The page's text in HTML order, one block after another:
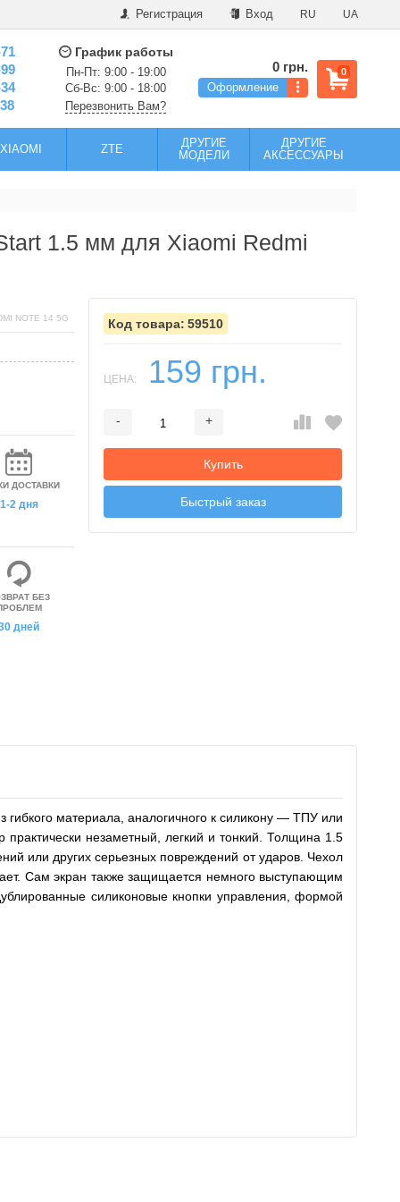
Регистрация Вход RU UA
График работы
Пн-Пт: 9:00 - 19:00
Сб-Вс: 9:00 - 18:00
Перезвонить Вам?
0
0 грн.
Оформление
XIAOMI ZTE
ДРУГИЕ
МОДЕЛИ
ДРУГИЕ
АКСЕССУАРЫ
1.5 мм для Xiaomi Redmi
59510
ЦЕНА: 159 грн.
- +
Купить
Быстрый заказ
NOTE 14 5G
ДОСТАВКИ
1-2 дня
БЕЗ
дней
материала, аналогичного к силикону — ТПУ или
незаметный, легкий и тонкий. Толщина 1.5
или других серьезных повреждений от ударов. Чехол
Сам экран также защищается немного выступающим
силиконовые кнопки управления, формой